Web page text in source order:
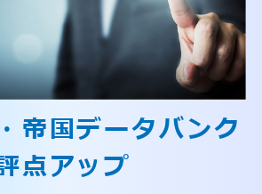
帝国データバンク
点アップ